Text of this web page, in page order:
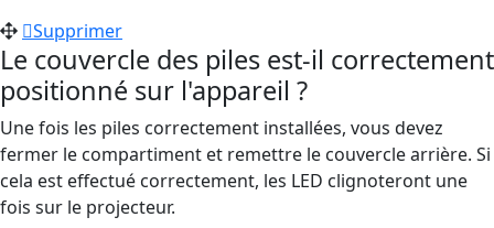
Supprimer
Le couvercle des piles est-il correctement
positionné sur l'appareil ?
Une fois les piles correctement installées, vous devez
fermer le compartiment et remettre le couvercle arrière. Si
cela est effectué correctement, les LED clignoteront une
fois sur le projecteur.